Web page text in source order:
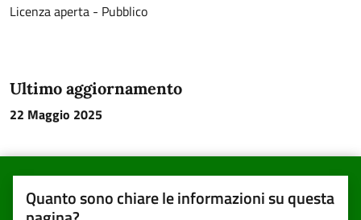
Licenza aperta - Pubblico
Ultimo aggiornamento
22 Maggio 2025
Quanto sono chiare le informazioni su questa